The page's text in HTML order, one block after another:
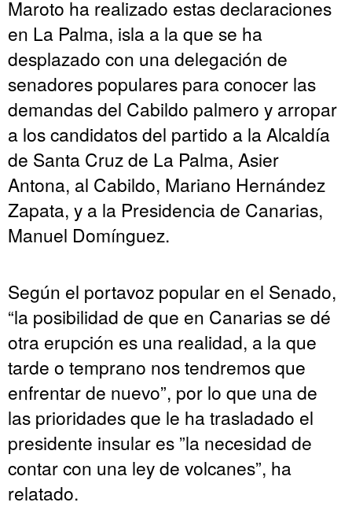
Maroto ha realizado estas declaraciones
en La Palma, isla a la que se ha
desplazado con una delegación de
senadores populares para conocer las
demandas del Cabildo palmero y arropar
a los candidatos del partido a la Alcaldía
de Santa Cruz de La Palma, Asier
Antona, al Cabildo, Mariano Hernández
Zapata, y a la Presidencia de Canarias,
Manuel Domínguez.
Según el portavoz popular en el Senado,
“la posibilidad de que en Canarias se dé
otra erupción es una realidad, a la que
tarde o temprano nos tendremos que
enfrentar de nuevo”, por lo que una de
las prioridades que le ha trasladado el
presidente insular es ”la necesidad de
contar con una ley de volcanes”, ha
relatado.